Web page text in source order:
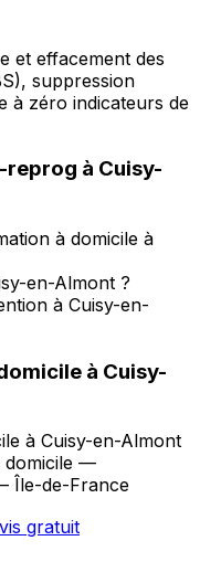
et effacement des
suppression
à zéro indicateurs de
reprog à Cuisy-
à domicile à
en-Almont ?
à Cuisy-en-
à Cuisy-
à Cuisy-en-Almont
domicile —
Île-de-France
gratuit